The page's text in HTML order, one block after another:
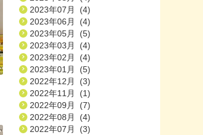
2023年07月 (4)
2023年06月 (4)
2023年05月 (5)
2023年03月 (4)
2023年02月 (4)
2023年01月 (5)
2022年12月 (3)
2022年11月 (1)
2022年09月 (7)
2022年08月 (4)
2022年07月 (3)